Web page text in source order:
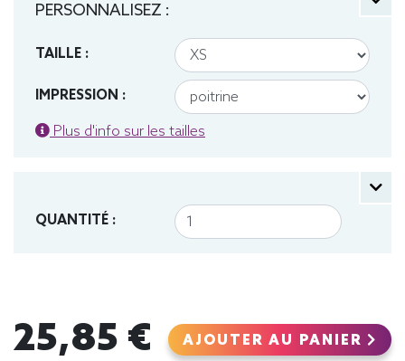
PERSONNALISEZ :
TAILLE :
IMPRESSION :
Plus d'info sur les tailles
QUANTITÉ :
25,85 € AJOUTER AU PANIER